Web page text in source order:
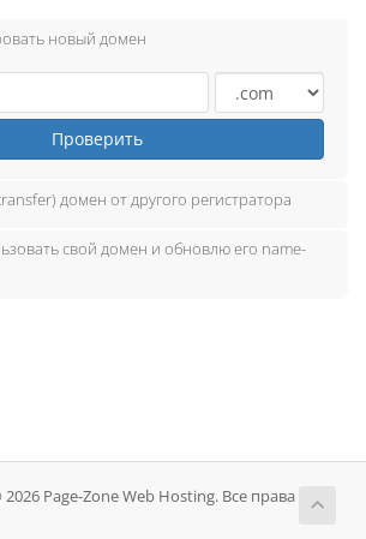
новый домен
Проверить
домен от другого регистратора
свой домен и обновлю его name-
Page-Zone Web Hosting. Все права